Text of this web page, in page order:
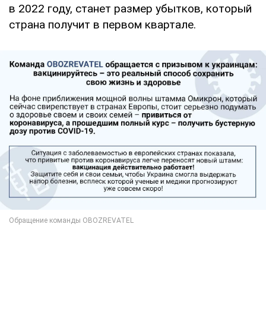
в 2022 году, станет размер убытков, который
страна получит в первом квартале.